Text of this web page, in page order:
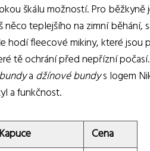
škálu možností. Pro běžkyně
teplejšího na zimní běhání,
hodí fleecové mikiny, které jsou
tě ochrání před nepřízní
a džínové bundys logem
a funkčnost.
Kapuce
Cena